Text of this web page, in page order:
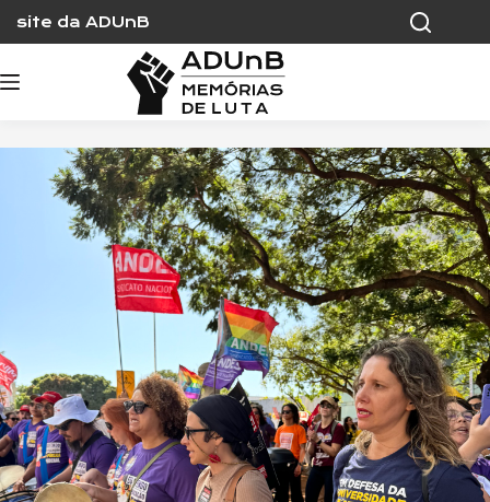
content
site da ADUnB